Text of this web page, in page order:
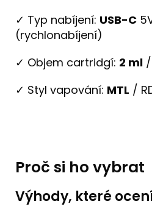
✓ Typ nabíjení: USB-C
(rychlonabíjení)
✓ Objem cartridgí: 2 ml
✓ Styl vapování: MTL /
Proč si ho vybrat
Výhody, které